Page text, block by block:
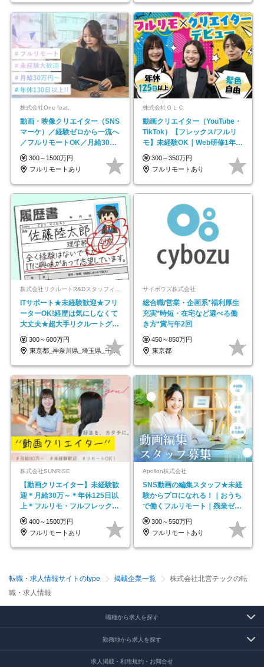
株式会社One feat.
動画・映像クリエイター（SNS
マーケ）／経験ゼロから一流へ
／フルリモートOK／月給30万
円～／年休130日以上
300～1500万円
フルリモートあり
株式会社ＯＬＣ
動画クリエイター（YouTube・
TikTok）【フレックス/フルリ
モ】未経験OK｜Web研修1年間
｜副業OK
300～350万円
フルリモートあり
株式会社リクルートR&Dスタッフィング【リクルートグループ】
ITサポート★未経験歓迎★フリ
ーターOK!経歴は気にしなくて
大丈夫★超大手リクルートグル
ープの正社員/sg
300～600万円
東京都_神奈川県_埼玉県_千葉県_大阪府…
サイボウズ株式会社
総合職/営業・企画系*福利厚生
充実*時短・在宅など選べる働
き方*賞与年2回
450～850万円
東京都
株式会社SUNRISE
【動画クリエイター】未経験歓
迎＊月給30万～＊年休125日以
上＊フルリモ・フルフレックス
◆10名の採用が決定◆
400～1500万円
フルリモートあり
Apollon株式会社
SNS動画の編集スタッフ★未経
験からプロになれる！｜おうち
で働くフルリモート｜残業ゼロ
で18時退勤◎
300～550万円
フルリモートあり
転職・求人情報サイトのtype 掲載企業一覧
株式会社北営テックの転
職・求人情報
職種から求人を探す
勤務地から求人を探す
求人掲載・利用規約・お問合せ